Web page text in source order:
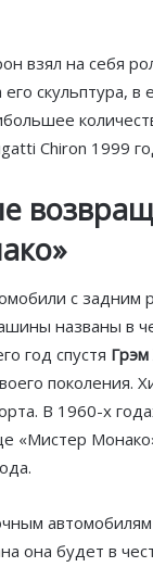
взял на себя
скульптура, в
Chiron 1999
с задним
названы в
год спустя Грэм
поколения.
В 1960-х
«Мистер
она будет в